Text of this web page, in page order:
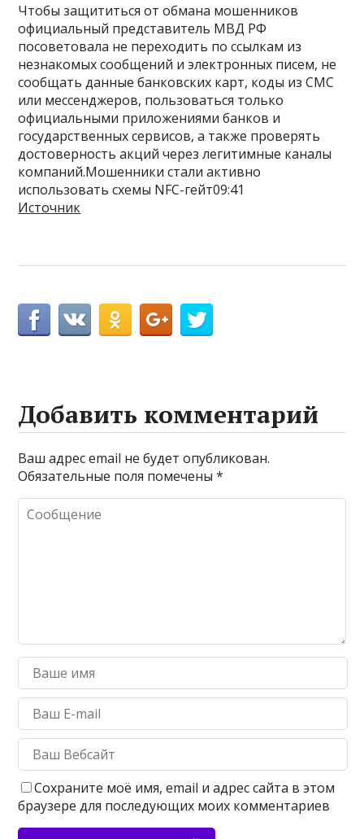
Чтобы защититься от обмана мошенников
официальный представитель МВД РФ
посоветовала не переходить по ссылкам из
незнакомых сообщений и электронных писем, не
сообщать данные банковских карт, коды из СМС
или мессенджеров, пользоваться только
официальными приложениями банков и
государственных сервисов, а также проверять
достоверность акций через легитимные каналы
компаний.Мошенники стали активно
использовать схемы NFC-гейт09:41
Источник
Добавить комментарий
Ваш адрес email не будет опубликован.
Обязательные поля помечены*
Сохраните моё имя, email и адрес сайта в этом
браузере для последующих моих комментариев